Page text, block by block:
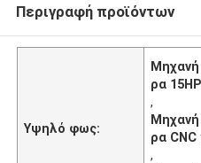
Περιγραφή προϊόντων
Υψηλό φως:
Μηχανή
ρα 15HP
,
Μηχανή
ρα CNC
,